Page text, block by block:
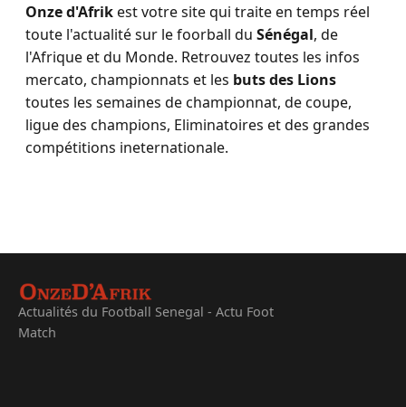
Onze d'Afrikest votre site qui traite en temps réel
toute l'actualité sur le foorball du Sénégal, de
l'Afrique et du Monde. Retrouvez toutes les infos
mercato, championnats et les buts des Lions
toutes les semaines de championnat, de coupe,
ligue des champions, Eliminatoires et des grandes
compétitions ineternationale.
Actualités du Football Senegal - Actu Foot
Match